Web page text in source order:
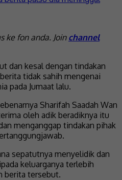
ke fon anda. Join channel
dan kesal dengan tindakan
tidak sahih mengenai
pada Jumaat lalu.
Sharifah Saadah Wan
oleh adik beradiknya itu
menganggap tindakan pihak
sepatutnya menyelidik dan
keluarganya terlebih
berita tersebut.